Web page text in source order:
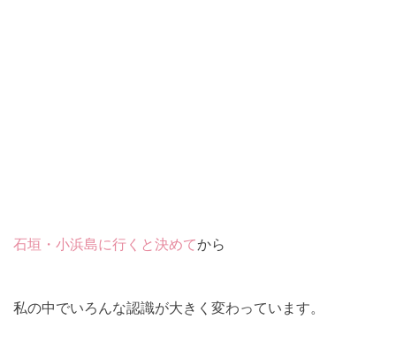
石垣・小浜島に行くと決めてから
私の中でいろんな認識が大きく変わっています。